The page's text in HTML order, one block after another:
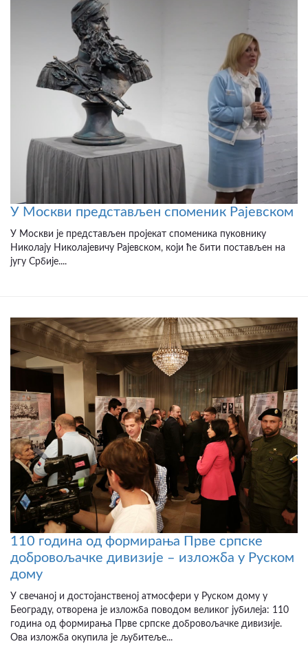
У Москви представљен споменик Рајевском
У Москви је представљен пројекат споменика пуковнику
Николају Николајевичу Рајевском, који ће бити постављен на
југу Србије....
110 година од формирања Прве српске
добровољачке дивизије – изложба у Руском
дому
У свечаној и достојанственој атмосфери у Руском дому у
Београду, отворена је изложба поводом великог јубилеја: 110
година од формирања Прве српске добровољачке дивизије.
Ова изложба окупила је љубитеље...